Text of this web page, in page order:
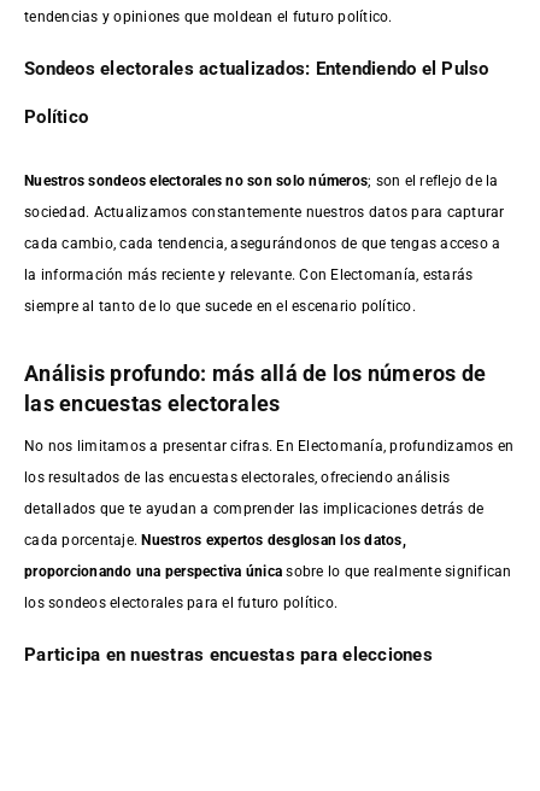
tendencias y opiniones que moldean el futuro político.
Sondeos electorales actualizados: Entendiendo el Pulso
Político
Nuestros sondeos electorales no son solo números; son el reflejo de la
sociedad. Actualizamos constantemente nuestros datos para capturar
cada cambio, cada tendencia, asegurándonos de que tengas acceso a
la información más reciente y relevante. Con Electomanía, estarás
siempre al tanto de lo que sucede en el escenario político.
Análisis profundo: más allá de los números de
las encuestas electorales
No nos limitamos a presentar cifras. En Electomanía, profundizamos en
los resultados de las encuestas electorales, ofreciendo análisis
detallados que te ayudan a comprender las implicaciones detrás de
cada porcentaje.Nuestros expertos desglosan los datos,
proporcionando una perspectiva única sobre lo que realmente significan
los sondeos electorales para el futuro político.
Participa en nuestras encuestas para elecciones